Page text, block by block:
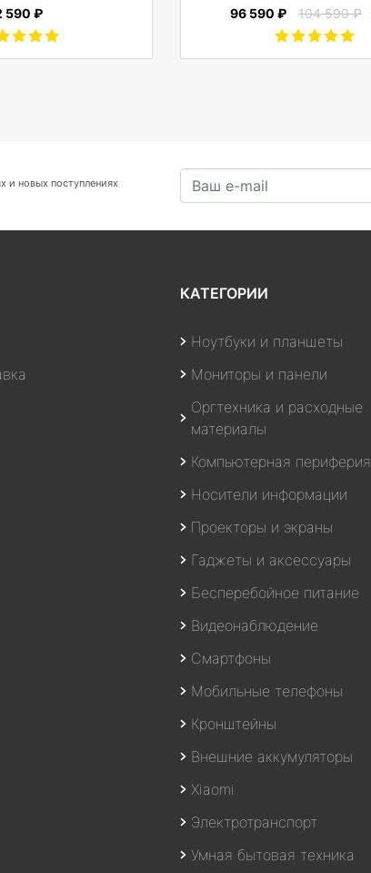
590 ₽ 96 590 ₽ 104 590 ₽
и новых поступлениях
КАТЕГОРИИ
Ноутбуки и планшеты
Мониторы и панели
Оргтехника и расходные
материалы
Компьютерная периферия
Носители информации
Проекторы и экраны
Гаджеты и аксессуары
Бесперебойное питание
Видеонаблюдение
Смартфоны
Мобильные телефоны
Кронштейны
Внешние аккумуляторы
Xiaomi
Электротранспорт
Умная бытовая техника